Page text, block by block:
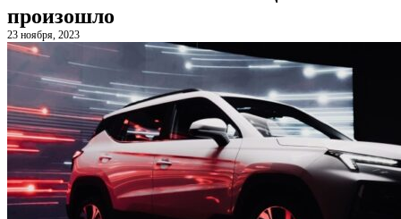
произошло
23 ноября, 2023